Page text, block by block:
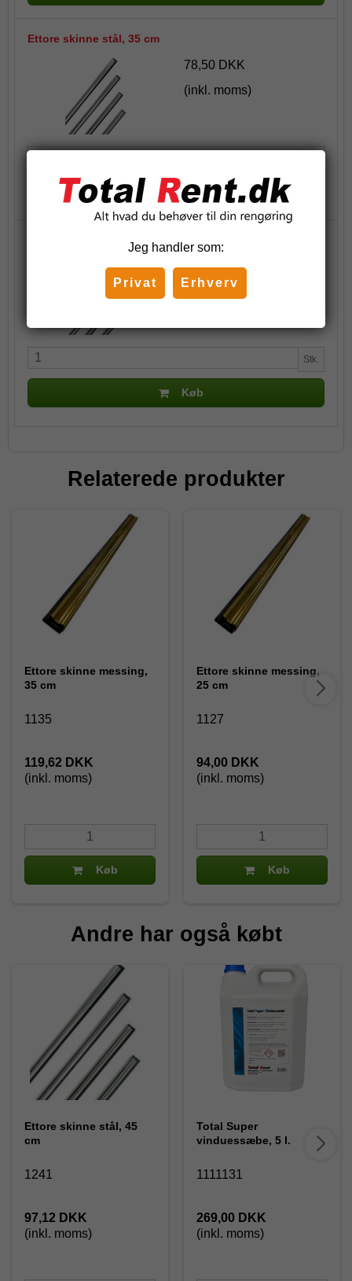
Ettore skinne stål, 35 cm
78,50 DKK
(inkl. moms)
Køb
Ettore skinne stål, 45 cm
97,13 DKK
(inkl. moms)
Stk.
Køb
Relaterede produkter
Ettore skinne messing,
35 cm
1135
119,62 DKK
(inkl. moms)
Køb
Ettore skinne messing,
25 cm
1127
94,00 DKK
(inkl. moms)
Køb
Andre har også købt
Ettore skinne stål, 45
cm
1241
97,12 DKK
(inkl. moms)
Total Super
vinduessæbe, 5 l.
1111131
269,00 DKK
(inkl. moms)
Jeg handler som:
Privat Erhverv